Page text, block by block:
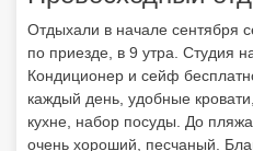
Александр К.
17.09.2018